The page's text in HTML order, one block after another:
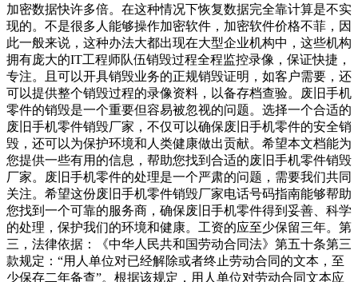
加密数据快许多倍。在这种情况下恢复数据完全靠计算是不实
现的。不是很多人能够操作加密软件，加密软件价格不菲，因
此一般来说，这种办法大都出现在大型企业机构中，这些机构
拥有庞大的IT工程师队伍销毁过程全程监控录像，保证快捷，
专注。且可以开具销毁业务的正规销毁证明，如客户需要，还
可以提供整个销毁过程的录像资料，以备存档查验。废旧手机
零件的销毁是一个重要但容易被忽视的问题。选择一个合适的
废旧手机零件销毁厂家，不仅可以确保废旧手机零件的安全销
毁，还可以为保护环境和人类健康做出贡献。希望本文档能为
您提供一些有用的信息，帮助您找到合适的废旧手机零件销毁
厂家。废旧手机零件的处理是一个严肃的问题，需要我们共同
关注。希望这份废旧手机零件销毁厂家电话号码指南能够帮助
您找到一个可靠的服务商，确保废旧手机零件得到妥善、科学
的处理，保护我们的环境和健康。工资的应至少保留三年。第
三，法律依据：《中华人民共和国劳动合同法》第五十条第三
款规定：“用人单位对已经解除或者终止劳动合同的文本，至
少保存二年备查”。根据该规定，用人单位对劳动合同文本应